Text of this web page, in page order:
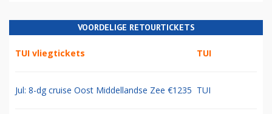
VOORDELIGE RETOURTICKETS
TUI vliegtickets TUI
Jul: 8-dg cruise Oost Middellandse Zee €1235 TUI